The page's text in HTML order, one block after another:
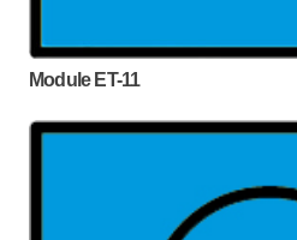
Module ET-11